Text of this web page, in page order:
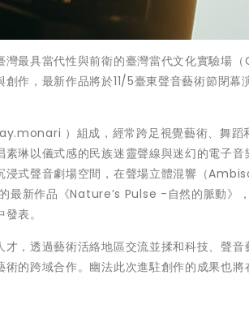
最具當代性與前衛的臺灣當代文化實驗場
作，最新作品將於11/5臺東聲音藝術節閉幕
）組成，經常跨足視覺藝術、舞蹈
琳以儀式感的⺠族迷靈聲線與迷幻的電子
浸式聲音劇場空間，在聲場立體混響（
新作品《Nature’s Pulse -自然的脈動》，
表。
，透過藝術活絡地區交流並揉和科技、聲
的跨域合作。幽法此次進駐創作的成果也將